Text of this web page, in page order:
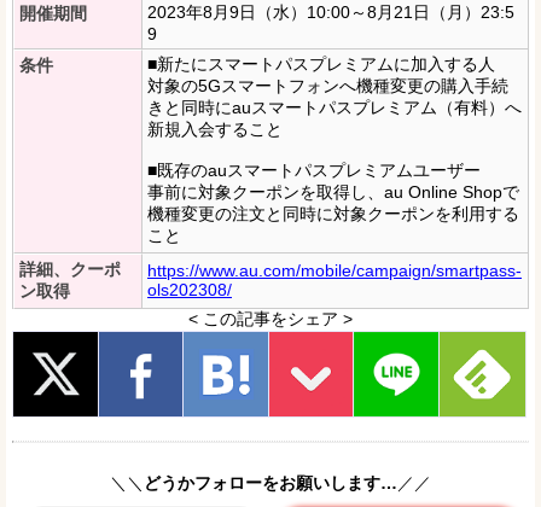
開催期間
2023年8月9日（水）10:00～8月21日（月）23:5
9
条件
■新たにスマートパスプレミアムに加入する人
対象の5Gスマートフォンへ機種変更の購入手続
きと同時にauスマートパスプレミアム（有料）へ
新規入会すること
■既存のauスマートパスプレミアムユーザー
事前に対象クーポンを取得し、au Online Shopで
機種変更の注文と同時に対象クーポンを利用する
こと
詳細、クーポ
ン取得
https://www.au.com/mobile/campaign/smartpass-
ols202308/
< この記事をシェア >
＼＼ どうかフォローをお願いします…／／